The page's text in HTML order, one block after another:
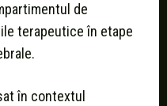
de
terapeutice în etape
în contextul